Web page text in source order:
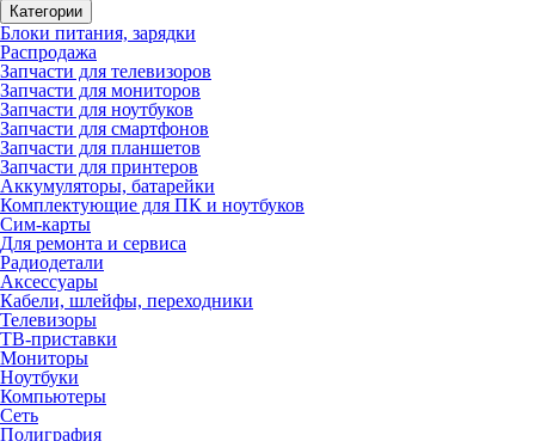
Категории
Блоки питания, зарядки
Распродажа
Запчасти для телевизоров
Запчасти для мониторов
Запчасти для ноутбуков
Запчасти для смартфонов
Запчасти для планшетов
Запчасти для принтеров
Аккумуляторы, батарейки
Комплектующие для ПК и ноутбуков
Сим-карты
Для ремонта и сервиса
Радиодетали
Аксессуары
Кабели, шлейфы, переходники
Телевизоры
ТВ-приставки
Мониторы
Ноутбуки
Компьютеры
Сеть
Полиграфия